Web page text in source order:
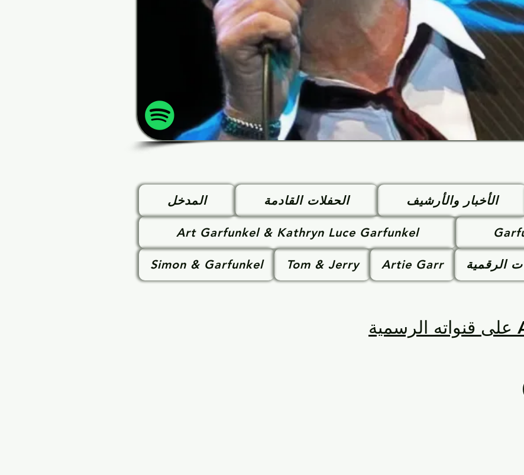
المدخل الحفلات القادمة الأخبار والأرشيف
Art Garfunkel & Kathryn Luce Garfunkel
Simon & Garfunkel Tom & Jerry Artie Garr الرقمية